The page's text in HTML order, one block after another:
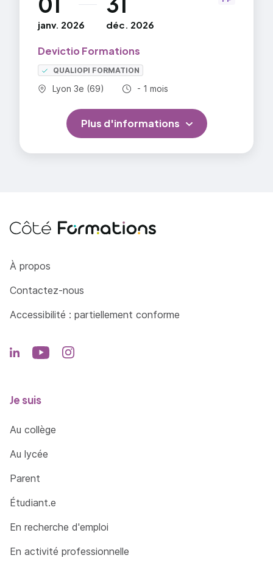
LES ÉTATS
Tri et regroupement
CRÉATION
Modifier un formulaire
Requêtes multi-table
Création de formulaires
Sous formulaires et formulaires liés
REQUÊTES : NOTIONS AVANCÉES
Utilisations avancées des requêtes
Expressions dans les requêtes
Requêtes conditionnelles
janv. 2026 déc. 2026
Devictio Formations
QUALIOPI FORMATION
Commune :
Lyon 3e (69) Durée totale :
- 1 mois
Plus d'informations
Côté Formations
À propos
Contactez-nous
Accessibilité : partiellement conforme
Je suis
Au collège
Au lycée
Parent
Étudiant.e
En recherche d'emploi
En activité professionnelle